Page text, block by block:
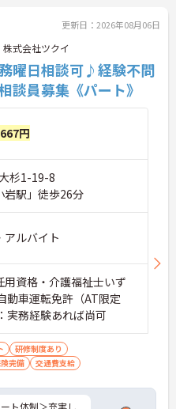
更新日：2026年08月06日
株式会社ツクイ
曜日相談可♪経験不問
員募集《パート》
円
杉1-19-8
岩駅」徒歩26分
アルバイト
資格・介護福祉士いず
動車運転免許（AT限定
務経験あれば尚可
研修制度あり
完備 交通費支給